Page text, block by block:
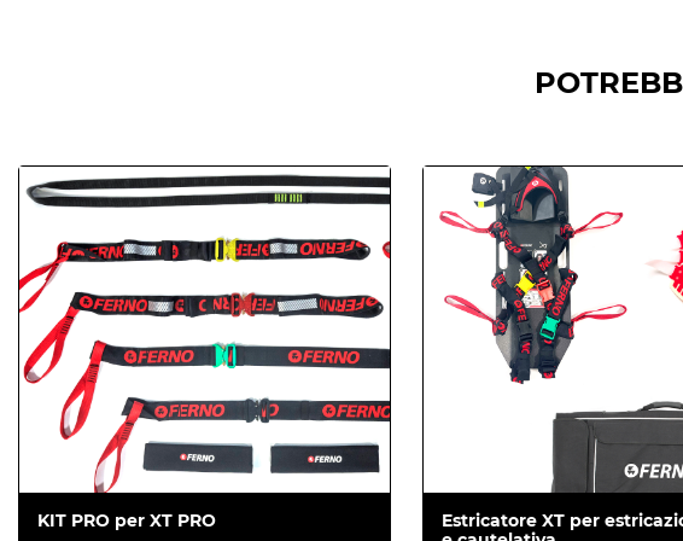
Certificazioni
Regulation (EU) 2017/745 concerning Medical Devices EN ISO
EASA CS-27.865(a) , CS-29.865(a) EASA CM-CS-005
EN ISO 9001:2015
Sistema di cinture per XT Pro certificato EN 1498.
Marchio CE.
KIT PRO per XT PRO
Estricatore XT per